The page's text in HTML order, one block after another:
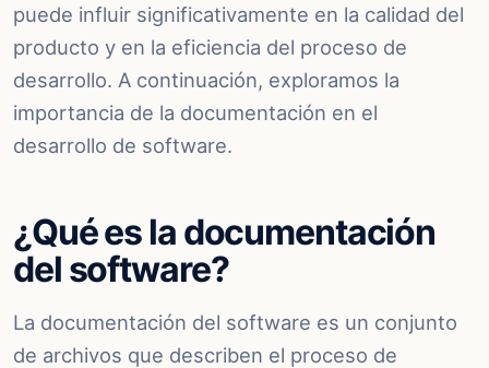
puede influir significativamente en la calidad del
producto y en la eficiencia del proceso de
desarrollo. A continuación, exploramos la
importancia de la documentación en el
desarrollo de software.
¿Qué es la documentación
del software?
La documentación del software es un conjunto
de archivos que describen el proceso de